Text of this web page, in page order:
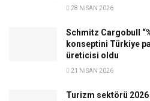
28 NISAN 2026
Schmitz Cargobull
konseptini Türkiye
üreticisi oldu
21 NISAN 2026
Turizm sektörü